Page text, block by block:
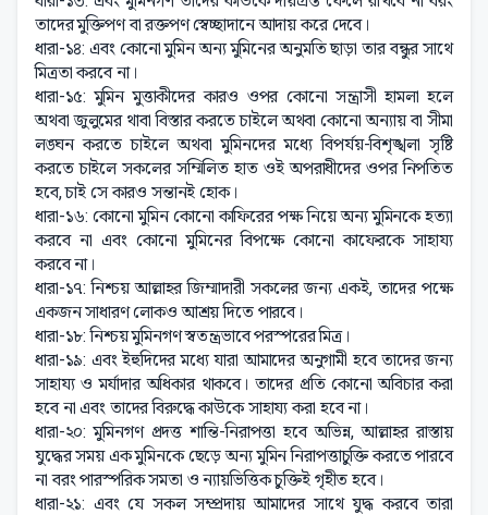
তাদের মুক্তিপণ বা রক্তপণ স্বেচ্ছাদানে আদায় করে দেবে।
ধারা-১৪: এবং কোনো মুমিন অন্য মুমিনের অনুমতি ছাড়া তার বন্ধুর সাথে
মিত্রতা করবে না।
ধারা-১৫: মুমিন মুত্তাকীদের কারও ওপর কোনো সন্ত্রাসী হামলা হলে
অথবা জুলুমের থাবা বিস্তার করতে চাইলে অথবা কোনো অন্যায় বা সীমা
লঙ্ঘন করতে চাইলে অথবা মুমিনদের মধ্যে বিপর্যয়-বিশৃঙ্খলা সৃষ্টি
করতে চাইলে সকলের সম্মিলিত হাত ওই অপরাধীদের ওপর নিপতিত
হবে, চাই সে কারও সন্তানই হোক।
ধারা-১৬: কোনো মুমিন কোনো কাফিরের পক্ষ নিয়ে অন্য মুমিনকে হত্যা
করবে না এবং কোনো মুমিনের বিপক্ষে কোনো কাফেরকে সাহায্য
করবে না।
ধারা-১৭: নিশ্চয় আল্লাহর জিম্মাদারী সকলের জন্য একই, তাদের পক্ষে
একজন সাধারণ লোকও আশ্রয় দিতে পারবে।
ধারা-১৮: নিশ্চয় মুমিনগণ স্বতন্ত্রভাবে পরস্পরের মিত্র।
ধারা-১৯: এবং ইহুদিদের মধ্যে যারা আমাদের অনুগামী হবে তাদের জন্য
সাহায্য ও মর্যাদার অধিকার থাকবে। তাদের প্রতি কোনো অবিচার করা
হবে না এবং তাদের বিরুদ্ধে কাউকে সাহায্য করা হবে না।
ধারা-২০: মুমিনগণ প্রদত্ত শান্তি-নিরাপত্তা হবে অভিন্ন, আল্লাহর রাস্তায়
যুদ্ধের সময় এক মুমিনকে ছেড়ে অন্য মুমিন নিরাপত্তাচুক্তি করতে পারবে
না বরং পারস্পরিক সমতা ও ন্যায়ভিত্তিক চুক্তিই গৃহীত হবে।
ধারা-২১: এবং যে সকল সম্প্রদায় আমাদের সাথে যুদ্ধ করবে তারা